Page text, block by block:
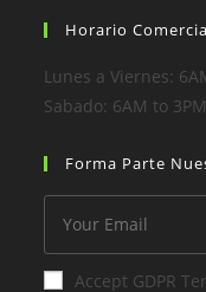
Horario
Lunes a Viernes:
Sabado: 6AM to 3PM
Forma Parte
Accept GDPR